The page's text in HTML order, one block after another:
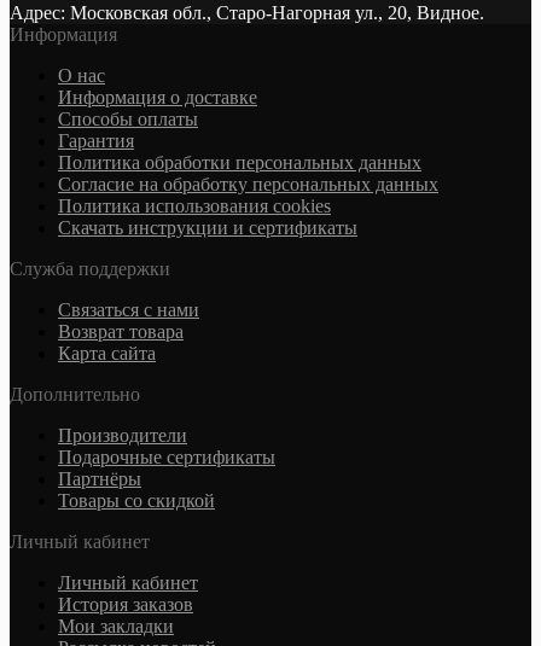
Адрес: Московская обл., Старо-Нагорная ул., 20, Видное.
Информация
О нас
Информация о доставке
Cпособы оплаты
Гарантия
Политика обработки персональных данных
Согласие на обработку персональных данных
Политика использования cookies
Скачать инструкции и сертификаты
Служба поддержки
Связаться с нами
Возврат товара
Карта сайта
Дополнительно
Производители
Подарочные сертификаты
Партнёры
Товары со скидкой
Личный кабинет
Личный кабинет
История заказов
Мои закладки